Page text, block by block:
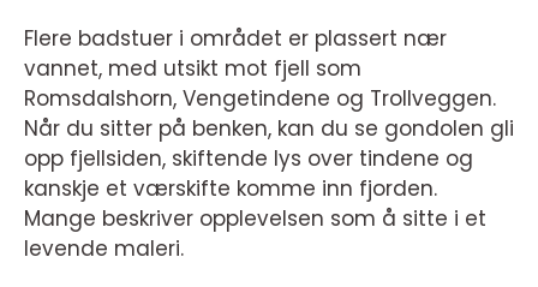
Flere badstuer i området er plassert nær
vannet, med utsikt mot fjell som
Romsdalshorn, Vengetindene og Trollveggen.
Når du sitter på benken, kan du se gondolen gli
opp fjellsiden, skiftende lys over tindene og
kanskje et værskifte komme inn fjorden.
Mange beskriver opplevelsen som å sitte i et
levende maleri.